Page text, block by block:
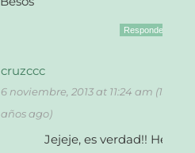
Responder
cruzccc
6 noviembre, 2013 at 11:24 am (13
años ago)
Jejeje, es verdad!! He